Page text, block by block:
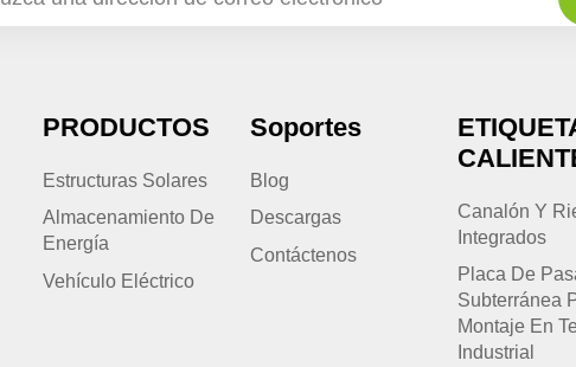
PRODUCTOS
Estructuras Solares
Almacenamiento De
Energía
Vehículo Eléctrico
Soportes
Blog
Descargas
Contáctenos
Canalón Y
Integrados
Placa De
Subterránea
Montaje En
Industrial